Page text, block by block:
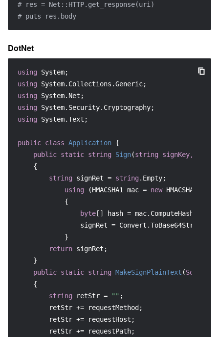
# res = Net::HTTP.get_response(uri)
# puts res.body
DotNet
using
using
using
using
using System.Text;
public class Application {
public static string Sign(string signKey,
    {
string signRet = string .Empty;
using (HMACSHA1 mac = new
            {
byte [] hash =
signRet =
            }
return signRet;
    }
public static string MakeSignPlainText (
    {
string retStr = "" ;
        retStr += requestMethod;
        retStr += requestHost;
        retStr += requestPath;